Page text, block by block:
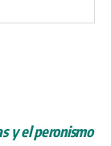
y el peronismo